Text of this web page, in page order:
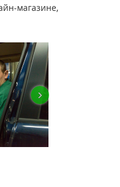
магазине,
›